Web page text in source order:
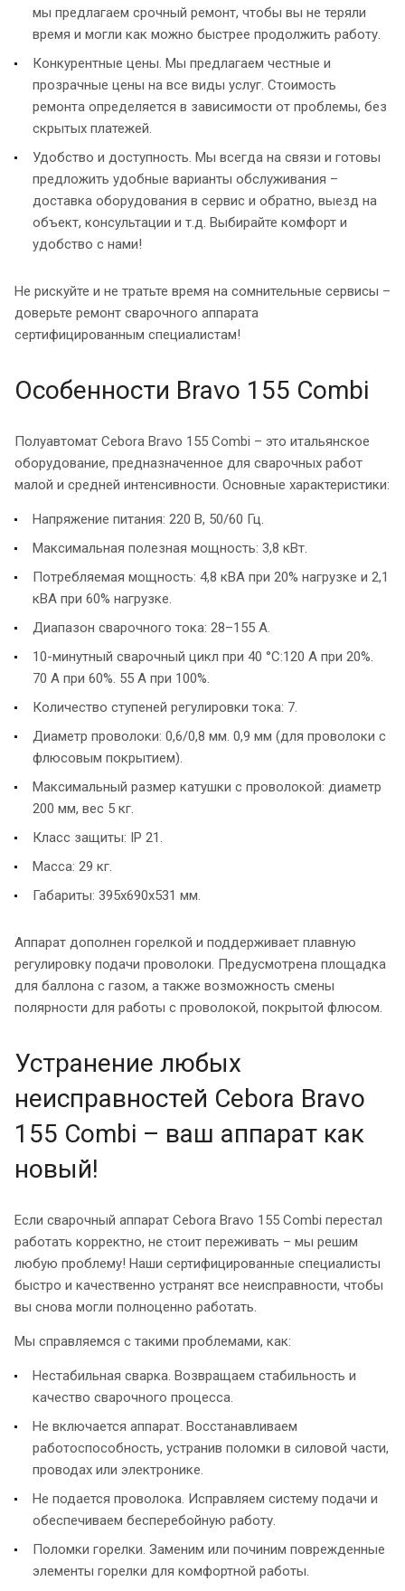
мы предлагаем срочный ремонт, чтобы вы не теряли
время и могли как можно быстрее продолжить работу.
Конкурентные цены. Мы предлагаем честные и
прозрачные цены на все виды услуг. Стоимость
ремонта определяется в зависимости от проблемы, без
скрытых платежей.
Удобство и доступность. Мы всегда на связи и готовы
предложить удобные варианты обслуживания –
доставка оборудования в сервис и обратно, выезд на
объект, консультации и т.д. Выбирайте комфорт и
удобство с нами!
Не рискуйте и не тратьте время на сомнительные сервисы –
доверьте ремонт сварочного аппарата
сертифицированным специалистам!
Особенности Bravo 155 Combi
Полуавтомат Cebora Bravo 155 Combi – это итальянское
оборудование, предназначенное для сварочных работ
малой и средней интенсивности. Основные характеристики:
Напряжение питания: 220 В, 50/60 Гц.
Максимальная полезная мощность: 3,8 кВт.
Потребляемая мощность: 4,8 кВА при 20% нагрузке и 2,1
кВА при 60% нагрузке.
Диапазон сварочного тока: 28–155 А.
10-минутный сварочный цикл при 40 °C:120 А при 20%.
70 А при 60%. 55 А при 100%.
Количество ступеней регулировки тока: 7.
Диаметр проволоки: 0,6/0,8 мм. 0,9 мм (для проволоки с
флюсовым покрытием).
Максимальный размер катушки с проволокой: диаметр
200 мм, вес 5 кг.
Класс защиты: IP 21.
Масса: 29 кг.
Габариты: 395x690x531 мм.
Аппарат дополнен горелкой и поддерживает плавную
регулировку подачи проволоки. Предусмотрена площадка
для баллона с газом, а также возможность смены
полярности для работы с проволокой, покрытой флюсом.
Устранение любых
неисправностей Cebora Bravo
155 Combi – ваш аппарат как
новый!
Если сварочный аппарат Cebora Bravo 155 Combi перестал
работать корректно, не стоит переживать – мы решим
любую проблему! Наши сертифицированные специалисты
быстро и качественно устранят все неисправности, чтобы
вы снова могли полноценно работать.
Мы справляемся с такими проблемами, как:
Нестабильная сварка. Возвращаем стабильность и
качество сварочного процесса.
Не включается аппарат. Восстанавливаем
работоспособность, устранив поломки в силовой части,
проводах или электронике.
Не подается проволока. Исправляем систему подачи и
обеспечиваем бесперебойную работу.
Поломки горелки. Заменим или починим поврежденные
элементы горелки для комфортной работы.